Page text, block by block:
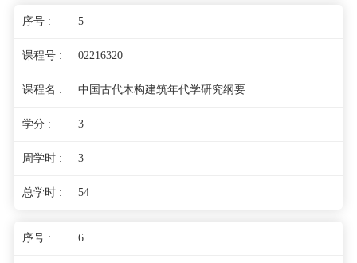
5
02216320
中国古代木构建筑年代学研究纲要
3
3
54
6